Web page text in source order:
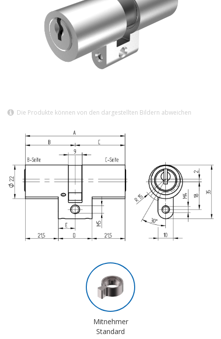
Die Produkte können von den dargestellten Bildern abweichen
Mitnehmer
Standard